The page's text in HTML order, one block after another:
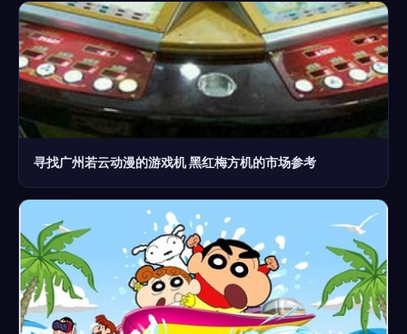
寻找广州若云动漫的游戏机 黑红梅方机的市场参考